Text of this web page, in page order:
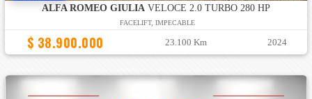
ALFA ROMEO GIULIAVELOCE 2.0 TURBO 280 HP
FACELIFT, IMPECABLE
$ 38.900.000 23.100 Km 2024